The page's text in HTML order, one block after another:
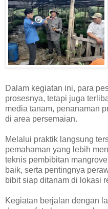
Dalam kegiatan ini, para
prosesnya, tetapi juga
media tanam, penanaman
di area persemaian.
Melalui praktik langsung
pemahaman yang lebih
teknis pembibitan
baik, serta pentingnya
bibit siap ditanam di lokasi
Kegiatan berjalan dengan